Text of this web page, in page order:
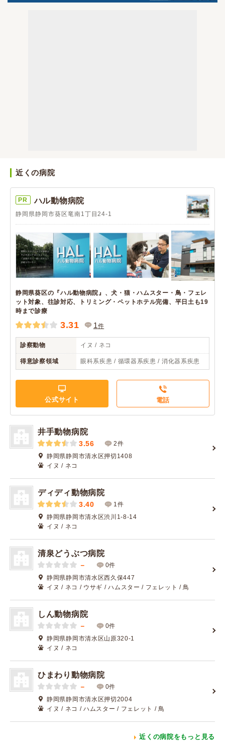
近くの病院
PR ハル動物病院
静岡県静岡市葵区竜南1丁目24-1
静岡県葵区の『ハル動物病院』、犬・猫・ハムスター・鳥・フェレ
ット対象、往診対応、トリミング・ペットホテル完備、平日土も19
時まで診療
3.31 1件
診察動物 イヌ / ネコ
得意診察領域 眼科系疾患 / 循環器系疾患 / 消化器系疾患
公式サイト 電話
井手動物病院
3.56
2件
静岡県静岡市清水区押切1408
イヌ / ネコ
ディディ動物病院
3.40
1件
静岡県静岡市清水区渋川1-8-14
イヌ / ネコ
清泉どうぶつ病院
－
0件
静岡県静岡市清水区西久保447
イヌ / ネコ / ウサギ / ハムスター / フェレット / 鳥
しん動物病院
－
0件
静岡県静岡市清水区山原320-1
イヌ / ネコ
ひまわり動物病院
－
0件
静岡県静岡市清水区押切2004
イヌ / ネコ / ハムスター / フェレット / 鳥
近くの病院をもっと見る